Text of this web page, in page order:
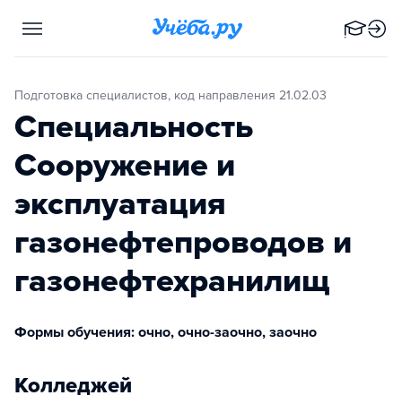
Подготовка специалистов, код направления 21.02.03
Специальность
Сооружение и
эксплуатация
газонефтепроводов и
газонефтехранилищ
Формы обучения: очно, очно-заочно, заочно
Колледжей